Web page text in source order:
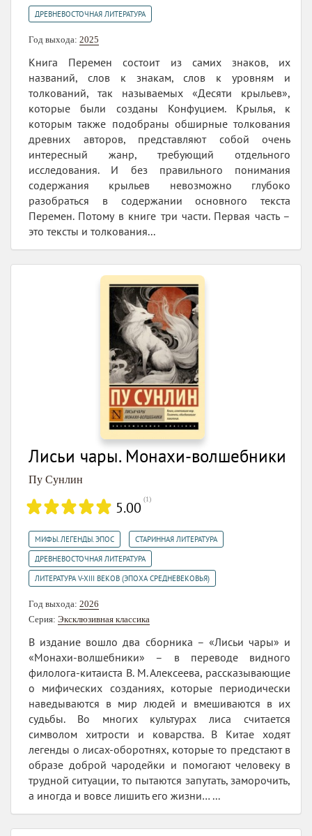
ДРЕВНЕВОСТОЧНАЯ ЛИТЕРАТУРА
Год выхода: 2025
Книга Перемен состоит из самих знаков, их
названий, слов к знакам, слов к уровням и
толкований, так называемых «Десяти крыльев»,
которые были созданы Конфуцием. Крылья, к
которым также подобраны обширные толкования
древних авторов, представляют собой очень
интересный жанр, требующий отдельного
исследования. И без правильного понимания
содержания крыльев невозможно глубоко
разобраться в содержании основного текста
Перемен. Потому в книге три части. Первая часть –
это тексты и толкования...
Лисьи чары. Монахи-волшебники
Пу Сунлин
5.00 (1)
МИФЫ. ЛЕГЕНДЫ. ЭПОС СТАРИННАЯ ЛИТЕРАТУРА
ДРЕВНЕВОСТОЧНАЯ ЛИТЕРАТУРА
ЛИТЕРАТУРА V-XIII ВЕКОВ (ЭПОХА СРЕДНЕВЕКОВЬЯ)
Год выхода: 2026
Серия: Эксклюзивная классика
В издание вошло два сборника – «Лисьи чары» и
«Монахи-волшебники» – в переводе видного
филолога-китаиста В. М. Алексеева, рассказывающие
о мифических созданиях, которые периодически
наведываются в мир людей и вмешиваются в их
судьбы. Во многих культурах лиса считается
символом хитрости и коварства. В Китае ходят
легенды о лисах-оборотнях, которые то предстают в
образе доброй чародейки и помогают человеку в
трудной ситуации, то пытаются запутать, заморочить,
а иногда и вовсе лишить его жизни… ...